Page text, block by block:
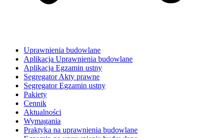
Uprawnienia budowlane
Aplikacja Uprawnienia budowlane
Aplikacja Egzamin ustny
Segregator Akty prawne
Segregator Egzamin ustny
Pakiety
Cennik
Aktualności
Wymagania
Praktyka na uprawnienia budowlane